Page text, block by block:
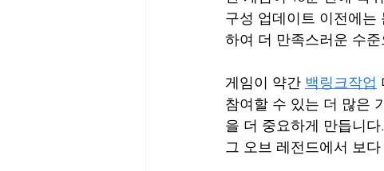
구성 업데이트 이전에는
하여 더 만족스러운 수
게임이 약간 백링크작업
참여할 수 있는 더 많은
을 더 중요하게 만듭니
그 오브 레전드에서 보